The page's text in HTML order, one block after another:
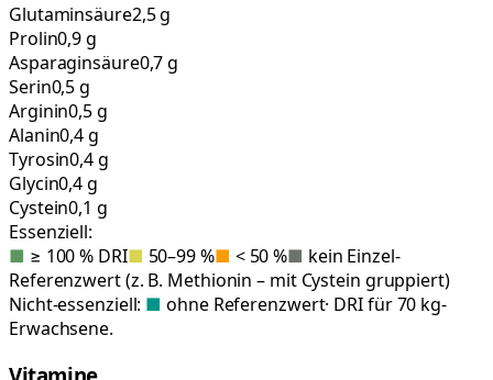
Glutaminsäure2,5 g
Prolin0,9 g
Asparaginsäure0,7 g
Serin0,5 g
Arginin0,5 g
Alanin0,4 g
Tyrosin0,4 g
Glycin0,4 g
Cystein0,1 g
Essenziell:
■ ≥ 100 % DRI■ 50–99 %■ < 50 %■ kein Einzel-
Referenzwert (z. B. Methionin – mit Cystein gruppiert)
Nicht-essenziell: ■ ohne Referenzwert· DRI für 70 kg-
Erwachsene.